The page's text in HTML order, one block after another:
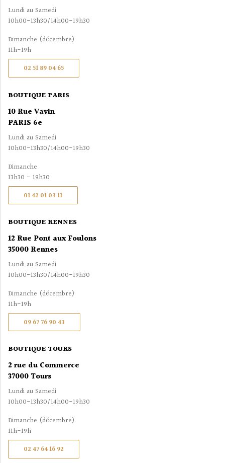
Lundi au Samedi
10h00-13h30/14h00-19h30
Dimanche (décembre)
11h-19h
02 51 89 04 65
BOUTIQUE PARIS
10 Rue Vavin
PARIS 6e
Lundi au Samedi
10h00-13h30/14h00-19h30
Dimanche
13h30 - 19h30
01 42 01 03 11
BOUTIQUE RENNES
12 Rue Pont aux Foulons
35000 Rennes
Lundi au Samedi
10h00-13h30/14h00-19h30
Dimanche (décembre)
11h-19h
09 67 76 90 43
BOUTIQUE TOURS
2 rue du Commerce
37000 Tours
Lundi au Samedi
10h00-13h30/14h00-19h30
Dimanche (décembre)
11h-19h
02 47 64 16 92